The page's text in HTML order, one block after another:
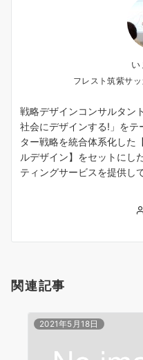
い
フレスト筑紫サ
戦略デザインコンサルタン
社会にデザインする!」をテ
ター戦略を統合体系化した
ルデザイン】をセットにし
ティングサービスを提供し
関連記事
2021年5月18日